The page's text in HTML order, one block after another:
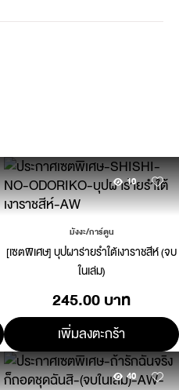
10
มังงะ/การ์ตูน
[เซตพิเศษ] บุปผาร่ายรำใต้เงาราชสีห์ (จบ
ในเล่ม)
245.00 บาท
เพิ่มลงตะกร้า
40